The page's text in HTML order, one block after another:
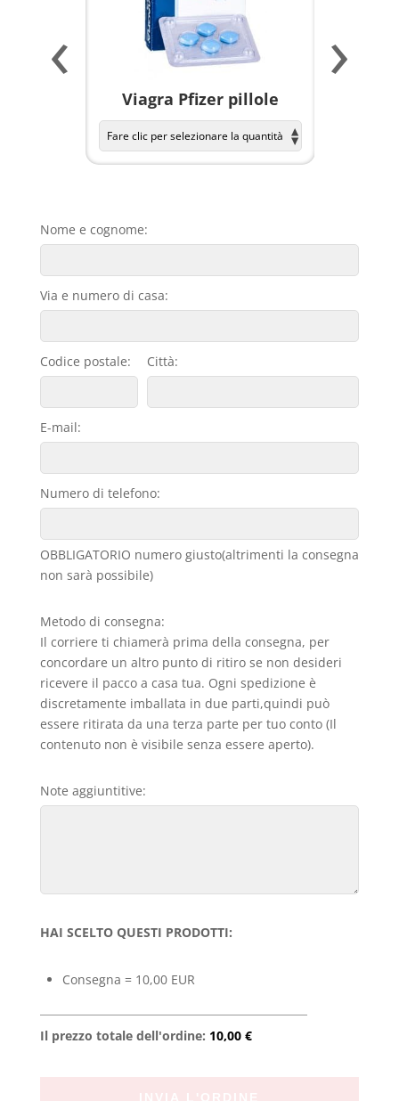
Viagra Pfizer pillole
‹ ›
Nome e cognome:
Via e numero di casa:
Codice postale: Città:
E-mail:
Numero di telefono:
OBBLIGATORIO numero giusto(altrimenti la consegna
non sarà possibile)
Metodo di consegna:
Il corriere ti chiamerà prima della consegna, per
concordare un altro punto di ritiro se non desideri
ricevere il pacco a casa tua. Ogni spedizione è
discretamente imballata in due parti,quindi può
essere ritirata da una terza parte per tuo conto (Il
contenuto non è visibile senza essere aperto).
Note aggiuntitive:
HAI SCELTO QUESTI PRODOTTI:
Consegna = 10,00 EUR
Il prezzo totale dell'ordine: 10,00 €